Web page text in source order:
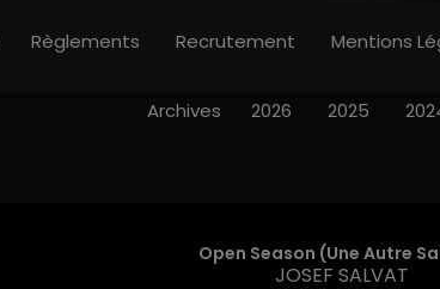
Open Season (une Autre
JOSEF SALVAT
Règlements Recrutement Mentions
Archives 2026 2025